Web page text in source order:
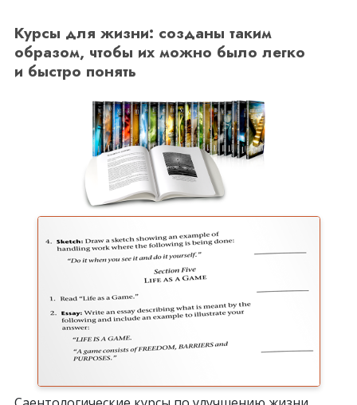
Курсы для жизни: созданы таким
образом, чтобы их можно было легко
и быстро понять